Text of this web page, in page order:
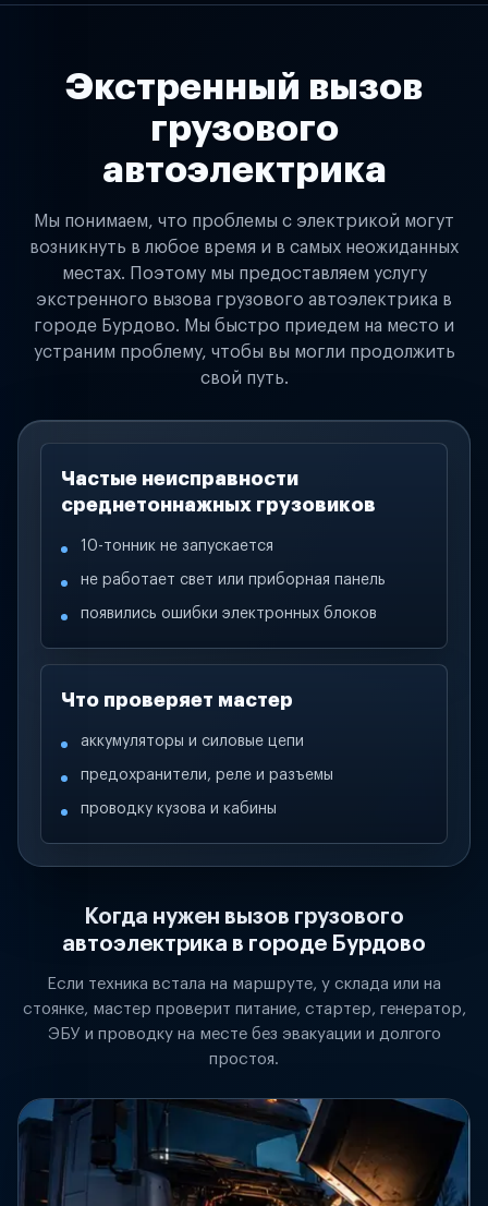
Экстренный вызов
грузового
автоэлектрика
Мы понимаем, что проблемы с электрикой могут
возникнуть в любое время и в самых неожиданных
местах. Поэтому мы предоставляем услугу
экстренного вызова грузового автоэлектрика в
городе Бурдово. Мы быстро приедем на место и
устраним проблему, чтобы вы могли продолжить
свой путь.
Частые неисправности
среднетоннажных грузовиков
10-тонник не запускается
не работает свет или приборная панель
появились ошибки электронных блоков
Что проверяет мастер
аккумуляторы и силовые цепи
предохранители, реле и разъемы
проводку кузова и кабины
Когда нужен вызов грузового
автоэлектрика в городе Бурдово
Если техника встала на маршруте, у склада или на
стоянке, мастер проверит питание, стартер, генератор,
ЭБУ и проводку на месте без эвакуации и долгого
простоя.